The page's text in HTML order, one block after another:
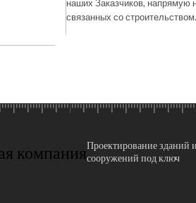
наших Заказчиков, напрямую
связанных со строительством.
Проектирование зданий и
сооружений под ключ